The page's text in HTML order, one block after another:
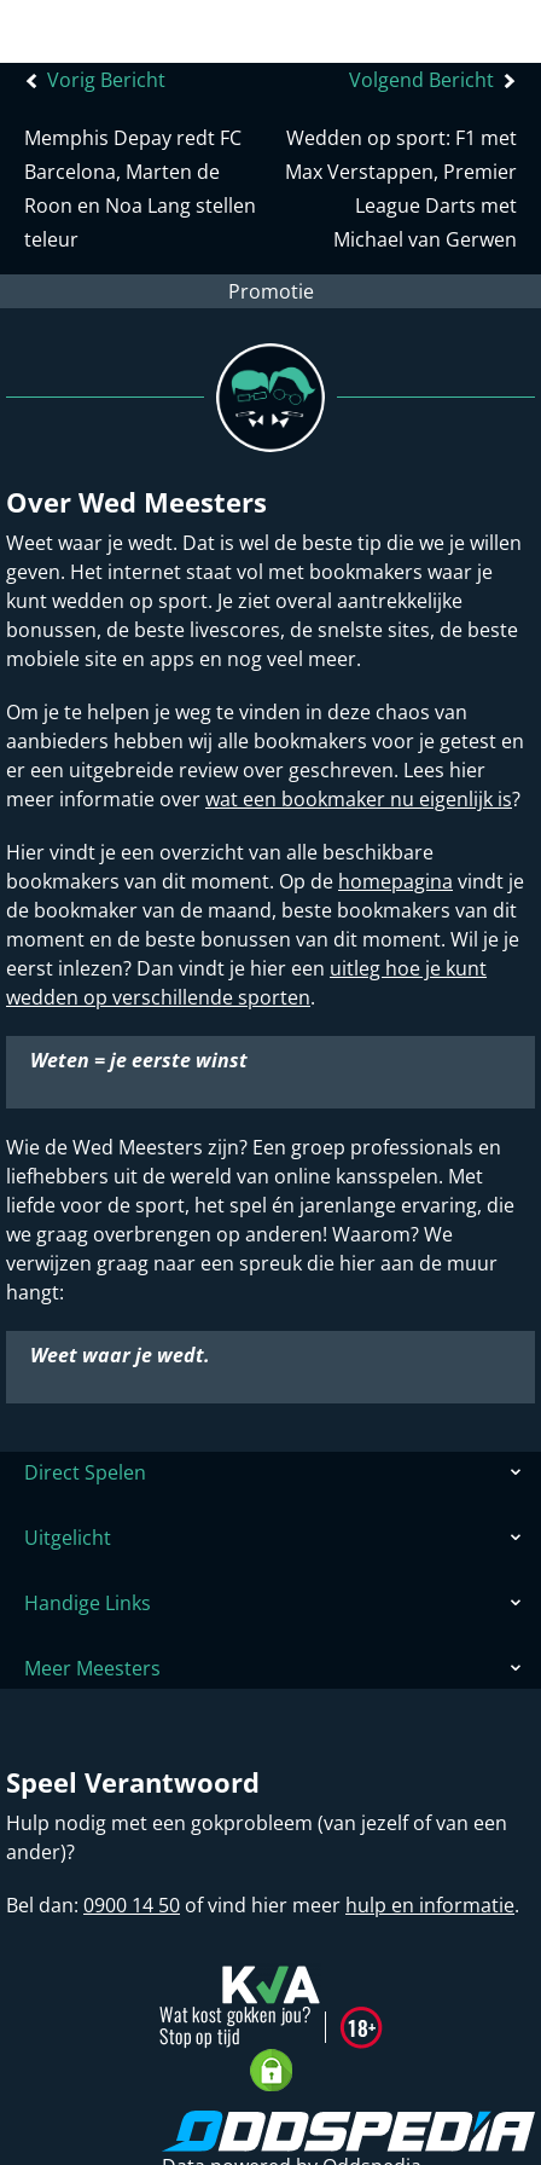
Bericht
Vorig Bericht
Memphis Depay redt FC
Barcelona, Marten de
Roon en Noa Lang stellen
teleur
Volgend Bericht
Wedden op sport: F1 met
Max Verstappen, Premier
League Darts met
Michael van Gerwen
Promotie
Over Wed Meesters
Weet waar je wedt. Dat is wel de beste tip die we je willen
geven. Het internet staat vol met bookmakers waar je
kunt wedden op sport. Je ziet overal aantrekkelijke
bonussen, de beste livescores, de snelste sites, de beste
mobiele site en apps en nog veel meer.
Om je te helpen je weg te vinden in deze chaos van
aanbieders hebben wij alle bookmakers voor je getest en
er een uitgebreide review over geschreven. Lees hier
meer informatie overwat een bookmaker nu eigenlijk is?
Hier vindt je een overzicht van alle beschikbare
bookmakers van dit moment. Op de homepagina vindt je
de bookmaker van de maand, beste bookmakers van dit
moment en de beste bonussen van dit moment. Wil je je
eerst inlezen? Dan vindt je hier een uitleg hoe je kunt
wedden op verschillende sporten.
Weten = je eerste winst
Wie de Wed Meesters zijn? Een groep professionals en
liefhebbers uit de wereld van online kansspelen. Met
liefde voor de sport, het spel én jarenlange ervaring, die
we graag overbrengen op anderen! Waarom? We
verwijzen graag naar een spreuk die hier aan de muur
hangt:
Weet waar je wedt.
Direct Spelen
Uitgelicht
Handige Links
Meer Meesters
Speel Verantwoord
Hulp nodig met een gokprobleem (van jezelf of van een
ander)?
Bel dan: 0900 14 50 of vind hier meer hulp en informatie.